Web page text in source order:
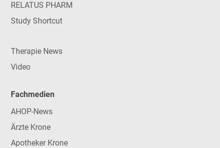
RELATUS PHARM
Study Shortcut
Therapie News
Video
Fachmedien
AHOP-News
Ärzte Krone
Apotheker Krone